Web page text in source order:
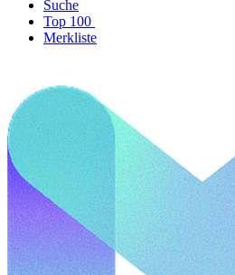
Suche
Top 100
Merkliste